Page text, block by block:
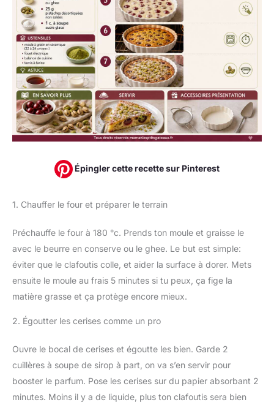
Épingler cette recette sur Pinterest
1. Chauffer le four et préparer le terrain
Préchauffe le four à 180 °c. Prends ton moule et graisse le
avec le beurre en conserve ou le ghee. Le but est simple:
éviter que le clafoutis colle, et aider la surface à dorer. Mets
ensuite le moule au frais 5 minutes si tu peux, ça fige la
matière grasse et ça protège encore mieux.
2. Égoutter les cerises comme un pro
Ouvre le bocal de cerises et égoutte les bien. Garde 2
cuillères à soupe de sirop à part, on va s’en servir pour
booster le parfum. Pose les cerises sur du papier absorbant 2
minutes. Moins il y a de liquide, plus ton clafoutis sera bien